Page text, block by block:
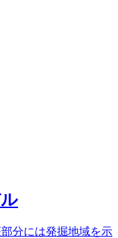
分には発掘地域を示